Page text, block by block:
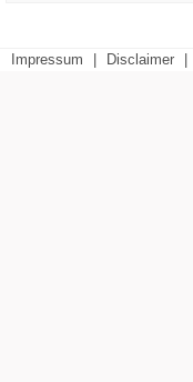
Impressum Disclaimer